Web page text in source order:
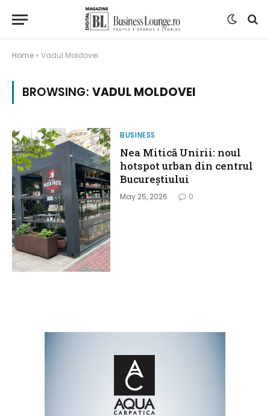
Home » Vadul Moldovei
BROWSING: VADUL MOLDOVEI
BUSINESS
Nea Mitică Unirii: noul
hotspot urban din centrul
Bucureștiului
May 25, 2026 0